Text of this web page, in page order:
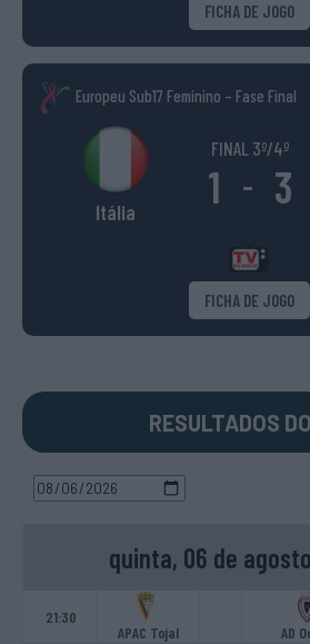
FICHA DE JOGO
Europeu Sub17 Feminino – Fase Final
Itália
FINAL 3º/4º
1 - 3
FICHA DE JOGO
RESULTADOS
quinta, 06 de
21:30
APAC Tojal
AD